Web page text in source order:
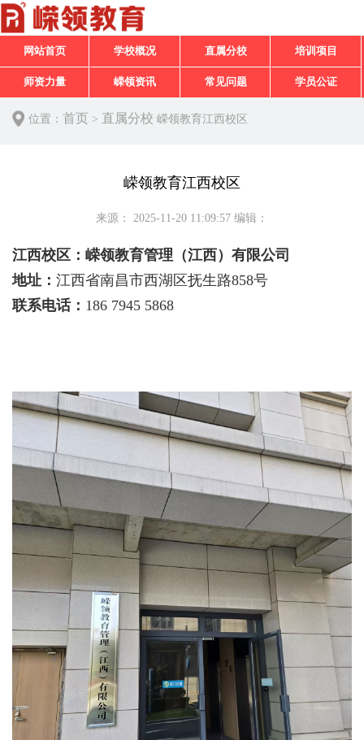
网站首页 学校概况 直属分校 培训项目
师资力量 嵘领资讯 常见问题 学员公证
位置： 首页 > 直属分校 嵘领教育江西校区
嵘领教育江西校区
来源： 2025-11-20 11:09:57 编辑：
江西校区：嵘领教育管理（江西）有限公司
地址： 江西省南昌市西湖区抚生路858号
联系电话： 186 7945 5868